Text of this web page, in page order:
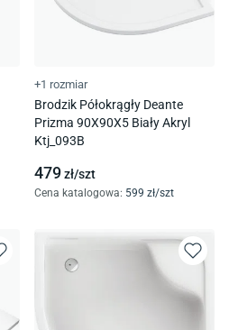
+1 rozmiar
Brodzik Półokrągły Deante
Prizma 90X90X5 Biały Akryl
Ktj_093B
479zł/szt
Cena katalogowa: 599 zł/szt